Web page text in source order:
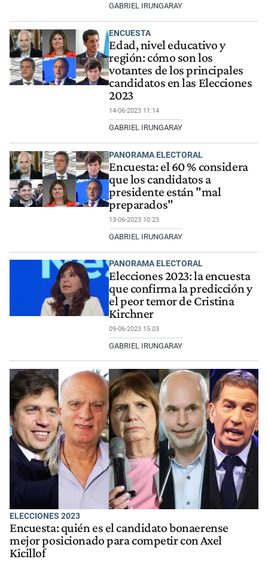
GABRIEL IRUNGARAY
ENCUESTA
Edad, nivel educativo y
región: cómo son los
votantes de los principales
candidatos en las Elecciones
2023
14-06-2023 11:14
GABRIEL IRUNGARAY
PANORAMA ELECTORAL
Encuesta: el 60 % considera
que los candidatos a
presidente están "mal
preparados"
13-06-2023 10:23
GABRIEL IRUNGARAY
PANORAMA ELECTORAL
Elecciones 2023: la encuesta
que confirma la predicción y
el peor temor de Cristina
Kirchner
09-06-2023 15:03
GABRIEL IRUNGARAY
ELECCIONES 2023
Encuesta: quién es el candidato bonaerense
mejor posicionado para competir con Axel
Kicillof